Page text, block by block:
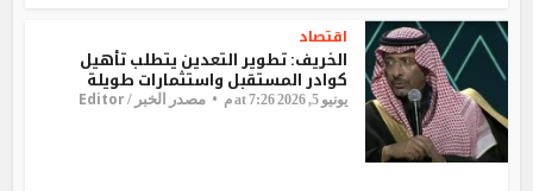
اقتصاد
الخريف: تطوير التعدين يتطلب تأهيل
كوادر المستقبل واستثمارات طويلة
يونيو 5, 2026 at 7:26 م مصدر الخبر /Editor